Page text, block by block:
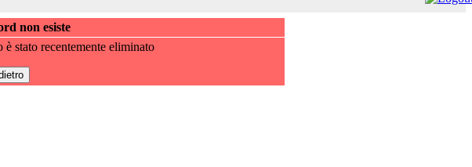
non esiste
stato recentemente eliminato